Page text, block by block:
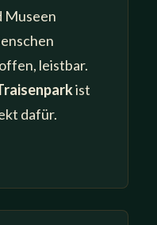
Museen
leistbar.
ist
dafür.